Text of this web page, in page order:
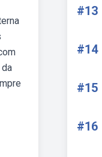
#13
#14
#15
#16